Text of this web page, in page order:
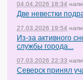
04.04.2026 18:34
Две невестки
27.03.2026 19:54
Из-за активного
службы города...
07.03.2026 22:33
Северск принял